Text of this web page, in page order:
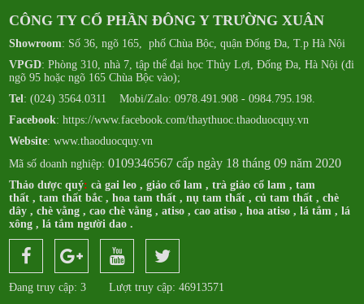
CÔNG TY CỔ PHẦN ĐÔNG Y TRƯỜNG XUÂN
Showroom: Số 36, ngõ 165, phố Chùa Bộc, quận Đống Đa, T.p Hà Nội
VPGD: Phòng 310, nhà 7, tập thể đại học Thủy Lợi, Đống Đa, Hà Nội (đi
ngõ 95 hoặc ngõ 165 Chùa Bộc vào);
Tel: (024) 3564.0311 Mobi/Zalo: 0978.491.908 - 0984.795.198.
Facebook:https://www.facebook.com/thaythuoc.thaoduocquy.vn
Website: www.thaoduocquy.vn
Mã số doanh nghiệp:0109346567 cấp ngày 18 tháng 09 năm 2020
Thảo dược quý:cà gai leo ,giảo cổ lam ,trà giảo cổ lam ,tam
thất ,tam thất bắc ,hoa tam thất ,nụ tam thất ,củ tam thất ,chè
dây ,chè vằng ,cao chè vằng ,atiso ,cao atiso ,hoa atiso ,lá tắm ,lá
xông ,lá tắm người dao .
Đang truy cập: 3 Lượt truy cập: 46913571